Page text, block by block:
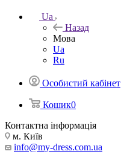
Ua
Назад
Мова
Ua
Ru
Особистий кабінет
Кошик0
Контактна інформація
м. Київ
info@my-dress.com.ua